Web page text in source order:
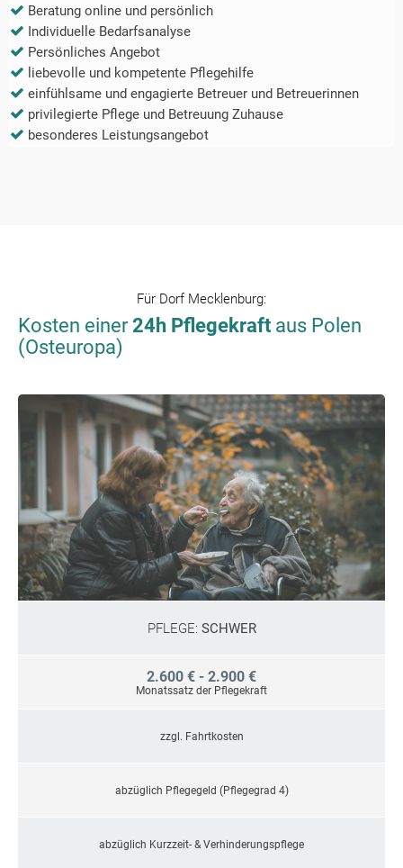
Beratung online und persönlich
Individuelle Bedarfsanalyse
Persönliches Angebot
liebevolle und kompetente Pflegehilfe
einfühlsame und engagierte Betreuer und Betreuerinnen
privilegierte Pflege und Betreuung Zuhause
besonderes Leistungsangebot
Für Dorf Mecklenburg:
Kosten einer24h Pflegekraft aus Polen
(Osteuropa)
PFLEGE: SCHWER
2.600 € - 2.900 €
Monatssatz der Pflegekraft
zzgl. Fahrtkosten
abzüglich Pflegegeld (Pflegegrad 4)
abzüglich Kurzzeit- & Verhinderungspflege